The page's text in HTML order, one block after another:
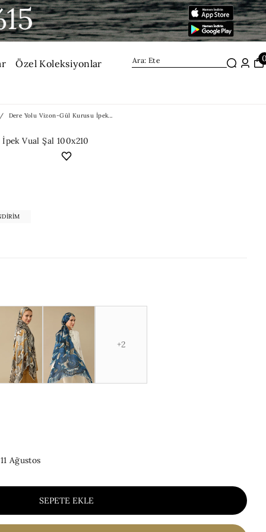
Özel Koleksiyonlar
Dere Yolu Vizon-Gül Kurusu İpek...
Vual Şal 100x210
+2
Ağustos
SEPETE EKLE